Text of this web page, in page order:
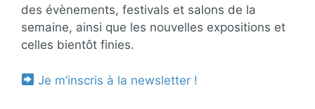
des évènements, festivals et salons de la
semaine, ainsi que les nouvelles expositions et
celles bientôt finies.
Je m’inscris à la newsletter !